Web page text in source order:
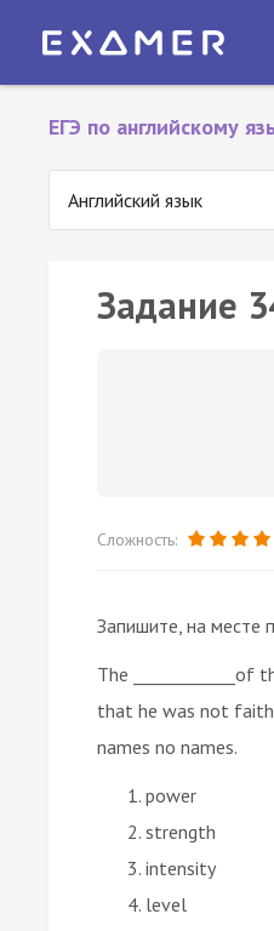
ЕГЭ по английскому
Английский язык
Задание
Сложность:
Запишите, на месте
The
that he was not
names no names.
power
strength
intensity
level